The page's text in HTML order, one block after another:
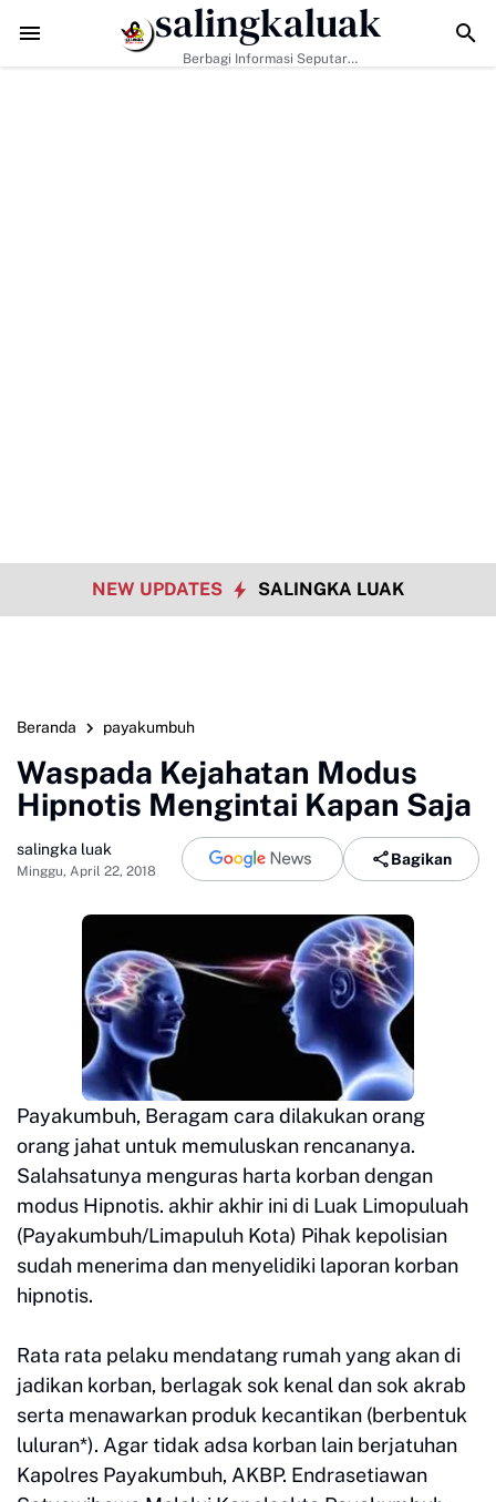
Lewat Drama Adu Pinalti Pemko Payakumbuh Matangkan
salingkaluak
Berbagi Informasi Seputar
NEW UPDATES SALINGKA LUAK
Beranda payakumbuh
Waspada Kejahatan Modus
Hipnotis Mengintai Kapan Saja
salingka luak
Minggu, April 22, 2018
Bagikan
Payakumbuh, Beragam cara dilakukan orang
orang jahat untuk memuluskan rencananya.
Salahsatunya menguras harta korban dengan
modus Hipnotis. akhir akhir ini di Luak Limopuluah
(Payakumbuh/Limapuluh Kota) Pihak kepolisian
sudah menerima dan menyelidiki laporan korban
hipnotis.
Rata rata pelaku mendatang rumah yang akan di
jadikan korban, berlagak sok kenal dan sok akrab
serta menawarkan produk kecantikan (berbentuk
luluran*). Agar tidak adsa korban lain berjatuhan
Kapolres Payakumbuh, AKBP. Endrasetiawan